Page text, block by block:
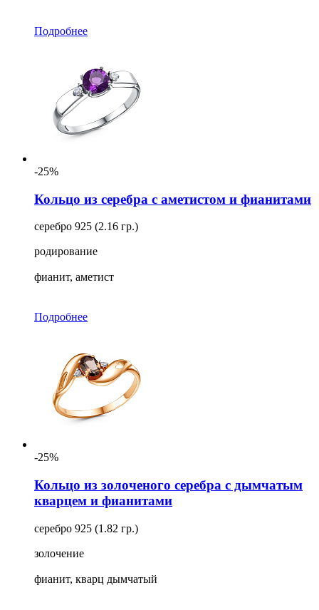
Подробнее
-25%
Кольцо из серебра с аметистом и фианитами
серебро 925 (2.16 гр.)
родирование
фианит, аметист
Подробнее
-25%
Кольцо из золоченого серебра с дымчатым
кварцем и фианитами
серебро 925 (1.82 гр.)
золочение
фианит, кварц дымчатый